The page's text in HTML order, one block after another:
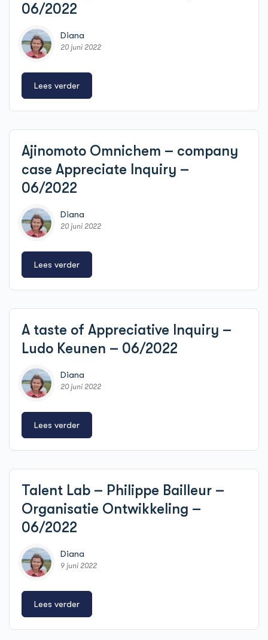
06/2022
Diana
20 juni 2022
Lees verder
Ajinomoto Omnichem – company
case Appreciate Inquiry –
06/2022
Diana
20 juni 2022
Lees verder
A taste of Appreciative Inquiry –
Ludo Keunen – 06/2022
Diana
20 juni 2022
Lees verder
Talent Lab – Philippe Bailleur –
Organisatie Ontwikkeling –
06/2022
Diana
9 juni 2022
Lees verder